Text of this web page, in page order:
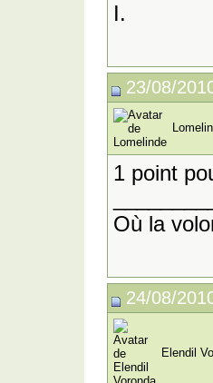
I.
23/08/
1 point
Où la
24/08/
Elendil